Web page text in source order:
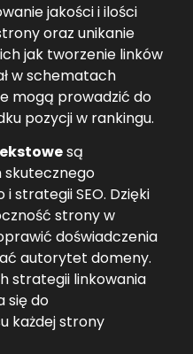
jakości i ilości
oraz unikanie
jak tworzenie linków
w schematach
mogą prowadzić do
pozycji w rankingu.
są
skutecznego
strategii SEO. Dzięki
strony w
doświadczenia
autorytet domeny.
strategii linkowania
się do
każdej strony